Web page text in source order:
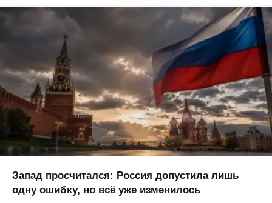
Запад просчитался: Россия допустила лишь
одну ошибку, но всё уже изменилось